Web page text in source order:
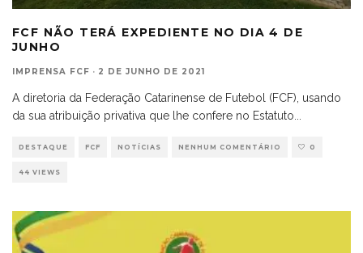
FCF NÃO TERÁ EXPEDIENTE NO DIA 4 DE
JUNHO
IMPRENSA FCF · 2 DE JUNHO DE 2021
A diretoria da Federação Catarinense de Futebol (FCF), usando
da sua atribuição privativa que lhe confere no Estatuto
DESTAQUE FCF NOTÍCIAS NENHUM COMENTÁRIO 0
44 VIEWS